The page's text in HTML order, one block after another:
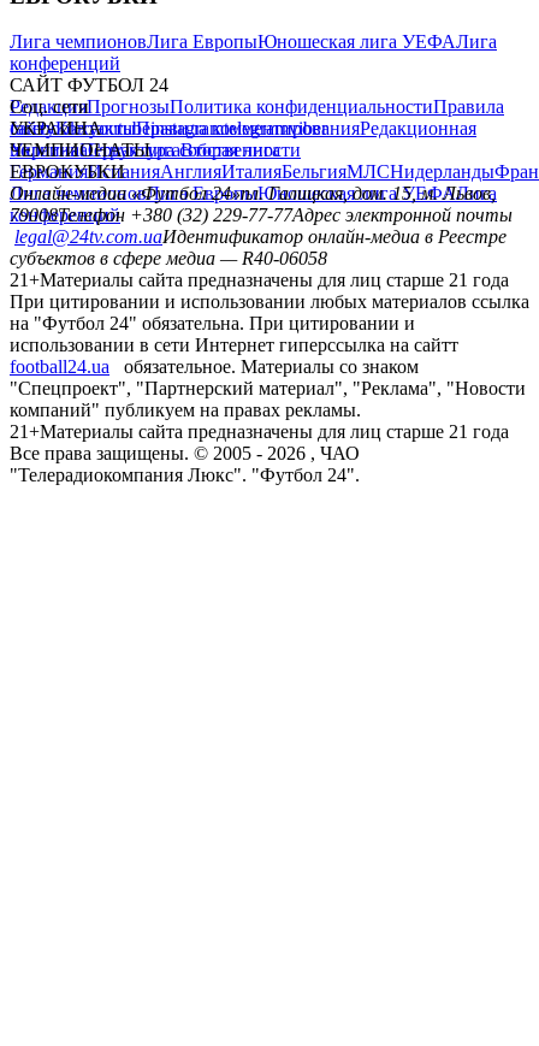
Лига чемпионовЛига ЕвропыЮношеская лига УЕФАЛига
конференций
САЙТ ФУТБОЛ 24
РедакцияПрогнозыПолитика конфиденциальностиПравила
сайтуКонтактыПравила комментированияРедакционная
политикаСтруктура собственности
Соц. сети
facebookxyoutubeinstagramtelegramviber
УКРАИНА
УкраинаПервая лигаВторая лига
ЧЕМПИОНАТЫ
ГерманияИспанияАнглияИталияБельгияМЛСНидерланды
ЕВРОКУБКИ
Лига чемпионовЛига ЕвропыЮношеская лига УЕФАЛига
конференций
Онлайн-медиа «Футбол 24»пл. Галицкая, дом. 15, м. Львов,
79008Телефон +380 (32) 229-77-77Адрес электронной почты
legal@24tv.com.uaИдентификатор онлайн-медиа в Реестре
субъектов в сфере медиа — R40-06058
21+Материалы сайта предназначены для лиц старше 21 года
При цитировании и использовании любых материалов ссылка
на "Футбол 24" обязательна. При цитировании и
использовании в сети Интернет гиперссылка на сайтт
football24.ua
обязательное. Материалы со знаком
"Спецпроект", "Партнерский материал", "Реклама", "Новости
компаний" публикуем на правах рекламы.
21+Материалы сайта предназначены для лиц старше 21 года
Все права защищены. © 2005 - 2026 , ЧАО
"Телерадиокомпания Люкс". "Футбол 24".